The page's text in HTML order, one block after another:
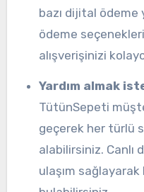
bazı dijital
ödeme
alışverişinizi
Yardım almak
TütünSepeti müşteri hizmetleri ile iletişime
geçerek her türlü
alabilirsiniz.
ulaşım sağlayarak